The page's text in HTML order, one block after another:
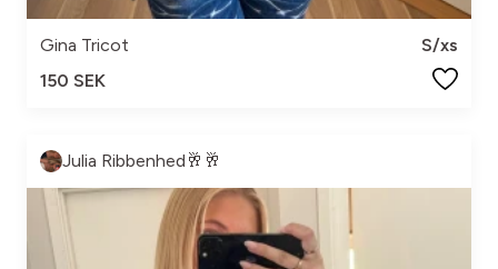
Gina Tricot
S/xs
150 SEK
Julia Ribbenhed🥂🥂